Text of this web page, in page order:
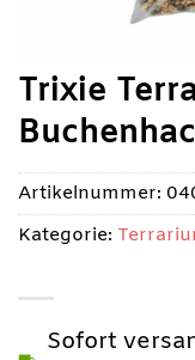
Trixie
Sofort
Artikelnummer:
Kategorie: